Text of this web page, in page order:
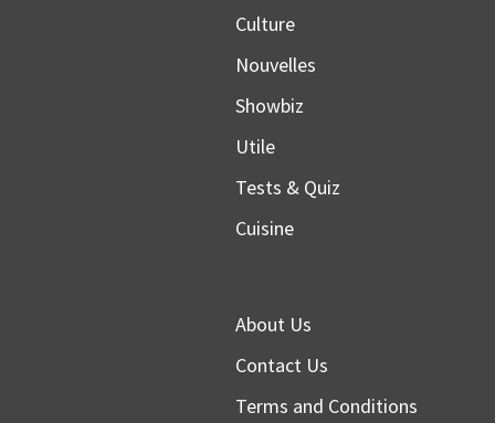
Culture
Nouvelles
Showbiz
Utile
Tests & Quiz
Cuisine
About Us
Contact Us
Terms and Conditions